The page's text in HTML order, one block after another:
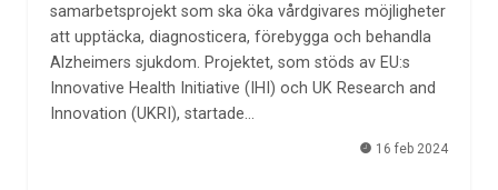
samarbetsprojekt som ska öka vårdgivares möjligheter
att upptäcka, diagnosticera, förebygga och behandla
Alzheimers sjukdom. Projektet, som stöds av EU:s
Innovative Health Initiative (IHI) och UK Research and
Innovation (UKRI), startade…
16 feb 2024